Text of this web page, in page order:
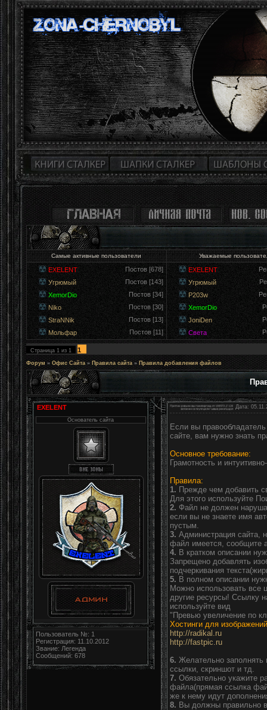
Самые активные пользователи Уважаемые
EXELENT
Постов [678]
Угрюмый
Постов [143]
XemorDio
Постов [34]
Niko
Постов [30]
StraNNik
Постов [13]
Мольфар
Постов [11]
EXELENT
Угрюмый
P203w
XemorDio
JoniDen
Света
Страница 1 из 1 1
Форум » Офис Сайта » Правила сайта » Правила добавления файлов
EXELENT
Основатель сайта
Пользователь №: 1
Регистрация: 11.10.2012
Звание: Легенда
Сообщений: 678
Дата:
Если вы
сайте, вам нужно знать
Основное требование:
Грамотность и
Правила:
1. Прежде чем добавить
Для этого используйте
2. Файл не должен
если вы не знаете имя
пустым.
3. Администрация сайта,
файл имеется, сообщите
4. В кратком описании
Запрещено добавлять
подчеркивания
5. В полном описании
Можно использовать все
другие ресурсы! Ссылку
используйте вид
"Превью увеличение по
Хостинги для изображений
http://radikal.ru
http://fastpic.ru
6. Желательно
ссылки, скриншот и тд.
7. Обязательно укажите
файла(прямая ссылка
же к нему идут
8. Вы должны правильно